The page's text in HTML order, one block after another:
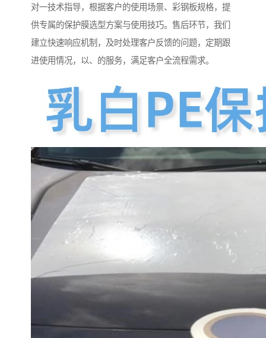
对一技术指导，根据客户的使用场景、彩钢板规格，提
供专属的保护膜选型方案与使用技巧。售后环节，我们
建立快速响应机制，及时处理客户反馈的问题，定期跟
进使用情况，以、的服务，满足客户全流程需求。